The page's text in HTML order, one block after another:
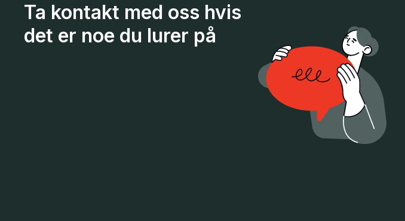
Ta kontakt med oss hvis
det er noe du lurer på